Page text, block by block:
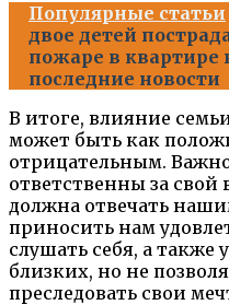
Популярные статьи
двое детей
пожаре в квартире
последние новости
В итоге, влияние
может быть как
отрицательным.
ответственны за
должна отвечать
приносить нам
слушать себя, а также
близких, но не
преследовать свои